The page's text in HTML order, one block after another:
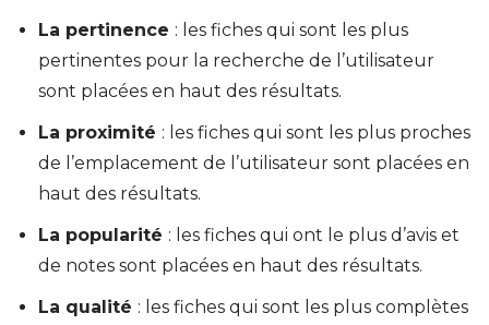
La pertinence : les fiches qui sont les plus
pertinentes pour la recherche de l’utilisateur
sont placées en haut des résultats.
La proximité : les fiches qui sont les plus proches
de l’emplacement de l’utilisateur sont placées en
haut des résultats.
La popularité : les fiches qui ont le plus d’avis et
de notes sont placées en haut des résultats.
La qualité : les fiches qui sont les plus complètes